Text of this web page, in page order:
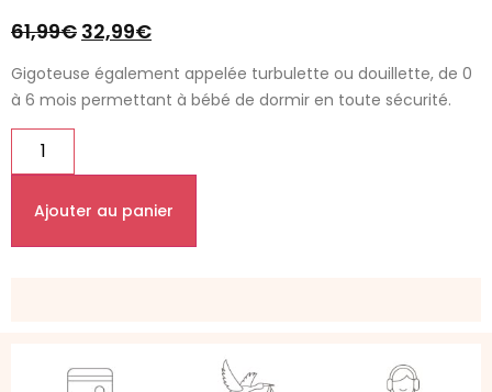
61,99€ 32,99€
Gigoteuse également appelée turbulette ou douillette, de 0
à 6 mois permettant à bébé de dormir en toute sécurité.
Ajouter au panier